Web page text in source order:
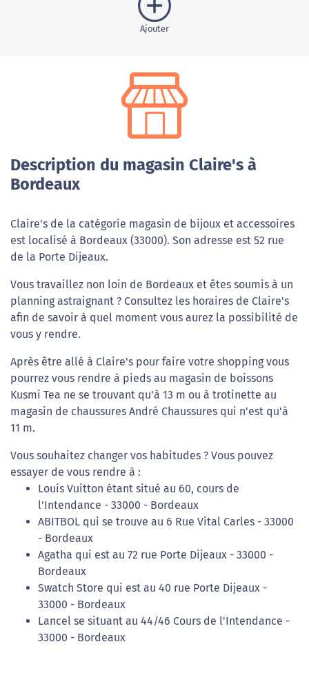
Ajouter
Description du magasin Claire's à
Bordeaux
Claire's de la catégorie magasin de bijoux et accessoires
est localisé à Bordeaux (33000). Son adresse est 52 rue
de la Porte Dijeaux.
Vous travaillez non loin de Bordeaux et êtes soumis à un
planning astraignant ? Consultez les horaires de Claire's
afin de savoir à quel moment vous aurez la possibilité de
vous y rendre.
Après être allé à Claire's pour faire votre shopping vous
pourrez vous rendre à pieds au magasin de boissons
Kusmi Tea ne se trouvant qu'à 13 m ou à trotinette au
magasin de chaussures André Chaussures qui n'est qu'à
11 m.
Vous souhaitez changer vos habitudes ? Vous pouvez
essayer de vous rendre à :
Louis Vuitton étant situé au 60, cours de
l'Intendance - 33000 - Bordeaux
ABITBOL qui se trouve au 6 Rue Vital Carles - 33000
- Bordeaux
Agatha qui est au 72 rue Porte Dijeaux - 33000 -
Bordeaux
Swatch Store qui est au 40 rue Porte Dijeaux -
33000 - Bordeaux
Lancel se situant au 44/46 Cours de l'Intendance -
33000 - Bordeaux